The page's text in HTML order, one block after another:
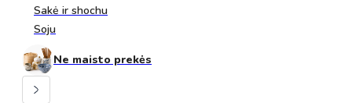
Sakė ir shochu
Soju
Ne maisto prekės